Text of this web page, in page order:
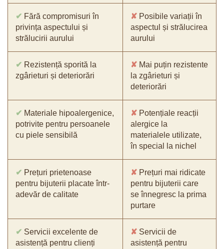
✔ Fără compromisuri în
privința aspectului și
strălucirii aurului
✘ Posibile variații în
aspectul și strălucirea
aurului
✔ Rezistență sporită la
zgârieturi și deteriorări
✘ Mai puțin rezistente
la zgârieturi și
deteriorări
✔ Materiale hipoalergenice,
potrivite pentru persoanele
cu piele sensibilă
✘ Potențiale reacții
alergice la
materialele utilizate,
în special la nichel
✔ Prețuri prietenoase
pentru bijuterii placate într-
adevăr de calitate
✘ Prețuri mai ridicate
pentru bijuterii care
se înnegresc la prima
purtare
✔ Servicii excelente de
asistență pentru clienți
✘ Servicii de
asistență pentru